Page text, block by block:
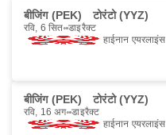
बीजिंग (PEK) टोरंटो (YYZ)
रवि, 6 सित॰ डाइरैक्ट
हाईनान एयरलाइंस
बीजिंग (PEK) टोरंटो (YYZ)
रवि, 16 अग॰ डाइरैक्ट
हाईनान एयरलाइंस